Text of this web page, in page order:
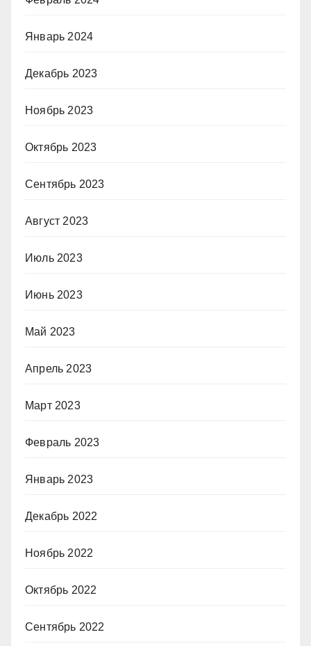
Январь 2024
Декабрь 2023
Ноябрь 2023
Октябрь 2023
Сентябрь 2023
Август 2023
Июль 2023
Июнь 2023
Май 2023
Апрель 2023
Март 2023
Февраль 2023
Январь 2023
Декабрь 2022
Ноябрь 2022
Октябрь 2022
Сентябрь 2022